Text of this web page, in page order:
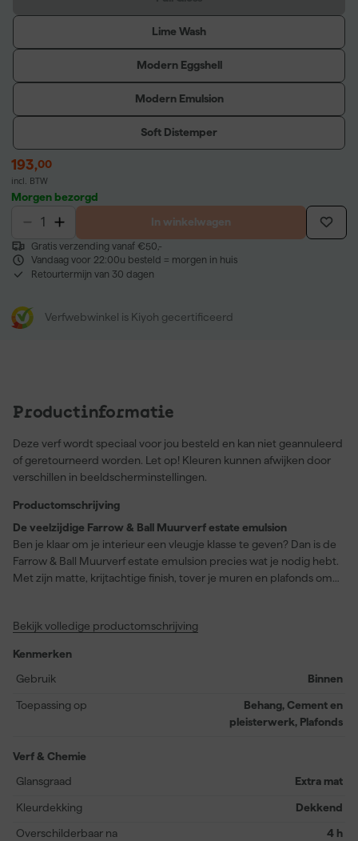
Lime Wash
Modern Eggshell
Modern Emulsion
Soft Distemper
193,00
incl. BTW
Morgen bezorgd
In winkelwagen
Gratis verzending vanaf €50,-
Vandaag voor 22:00u besteld = morgen in huis
Retourtermijn van 30 dagen
Verfwebwinkel is Kiyoh gecertificeerd
Productinformatie
Deze verf wordt speciaal voor jou besteld en kan niet geannuleerd
of geretourneerd worden. Let op! Kleuren kunnen afwijken door
verschillen in beeldscherminstellingen.
Productomschrijving
De veelzijdige Farrow & Ball Muurverf estate emulsion
Ben je klaar om je interieur een vleugje klasse te geven? Dan is de
Farrow & Ball Muurverf estate emulsion precies wat je nodig hebt.
Met zijn matte, krijtachtige finish, tover je muren en plafonds om
formule zorgt voor een uitstekende kleurdekking. Verkrijgbaar in
stofvrij op na slechts 2 uur. Met een rendement van 14 vierkante
meter per liter hoef je nooit bang te zijn dat je te kort komt. Deze
na slechts 4 uur. De Farrow & Ball Muurverf estate emulsion is op
waterbasis en kan worden aangebracht met kwast, roller of
maak van je huis een thuis.
Bekijk volledige productomschrijving
Kenmerken
Gebruik
Binnen
Toepassing op
Behang, Cement en
pleisterwerk, Plafonds
Verf & Chemie
Glansgraad
Extra mat
Kleurdekking Dekkend
Overschilderbaar na 4 h